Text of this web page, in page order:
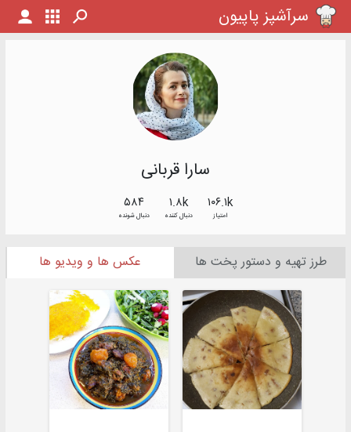
سرآشپز پاپیون
سارا قربانی
۱۰۶.۱k
امتیاز
۱.۸k
دنبال کننده
۵۸۴
دنبال شونده
طرز تهیه و دستور پخت ها عکس ها و ویدیو ها